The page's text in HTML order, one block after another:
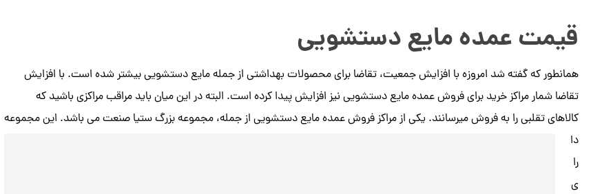
قیمت عمده مایع دستشویی
همانطور که گفته شد امروزه با افزایش جمعیت، تقاضا برای محصولات بهداشتی از جمله مایع دستشویی بیشتر شده است. با افزایش
تقاضا شمار مراکز خرید برای فروش عمده مایع دستشویی نیز افزایش پیدا کرده است. البته در این میان باید مراقب مراکزی باشید که
کالاهای تقلبی را به فروش میرسانند. یکی از مراکز فروش عمده مایع دستشویی از جمله، مجموعه بزرگ ستیا صنعت می باشد. این مجموعه
دا
را
ی